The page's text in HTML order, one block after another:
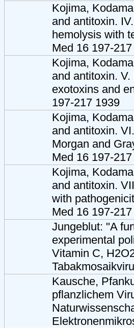
Kojima,
and antitoxin.
hemolysis with
Med 16 197-
Kojima,
and antitoxin.
exotoxins and
197-217 1939
Kojima,
and antitoxin.
Morgan and
Med 16 197-
Kojima,
and antitoxin.
with
Med 16 197-
Jungeblut: "A
experimental
Vitamin C,
Kausche,
pflanzlichem